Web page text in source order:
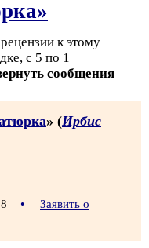
к этому
с 5 по 1
сообщения
» (Ирбис
•
Заявить о